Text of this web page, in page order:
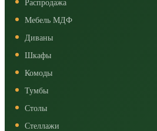
Распродажа
Мебель МДФ
Диваны
Шкафы
Комоды
Тумбы
Столы
Стеллажи